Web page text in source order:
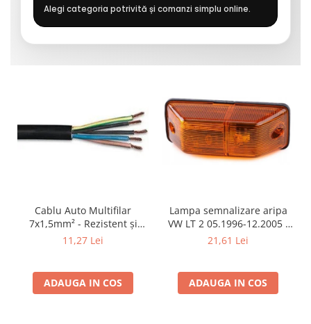
Alegi categoria potrivită și comanzi simplu online.
Cablu Auto Multifilar
7x1,5mm² - Rezistent și
Flexibil pentru Remorci 12V-
11,27 Lei
ADAUGA IN COS
Lampa semnalizare aripa
VW LT 2 05.1996-12.2005 ;
Mercedes Sprinter 1995-
Neoplan Euroliner,
Starliner,Centroliner,
21,61 Lei
ADAUGA IN COS